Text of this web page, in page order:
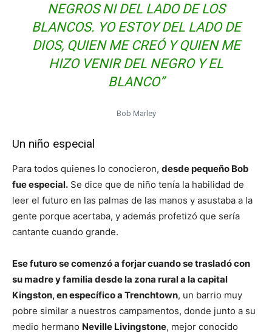
NEGROS NI DEL LADO DE LOS
BLANCOS. YO ESTOY DEL LADO DE
DIOS, QUIEN ME CREÓ Y QUIEN ME
HIZO VENIR DEL NEGRO Y EL
BLANCO”
Bob Marley
Un niño especial
Para todos quienes lo conocieron, desde pequeño Bob
fue especial. Se dice que de niño tenía la habilidad de
leer el futuro en las palmas de las manos y asustaba a la
gente porque acertaba, y además profetizó que sería
cantante cuando grande.
Ese futuro se comenzó a forjar cuando se trasladó con
su madre y familia desde la zona rural a la capital
Kingston, en específico a Trenchtown, un barrio muy
pobre similar a nuestros campamentos, donde junto a su
medio hermano Neville Livingstone, mejor conocido